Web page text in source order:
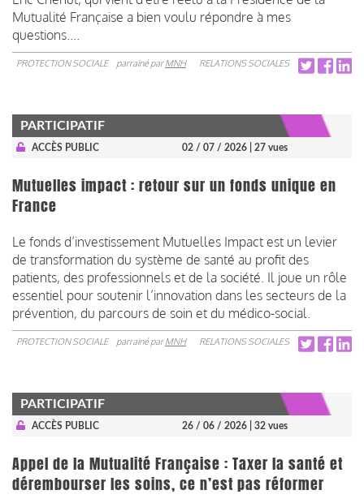
Mutualité Française a bien voulu répondre à mes
questions....
PROTECTION SOCIALE parrainé parMNH RELATIONS SOCIALES
PARTICIPATIF
ACCÈS PUBLIC 02 / 07 / 2026 | 27 vues
Mutuelles impact : retour sur un fonds unique en
France
Le fonds d’investissement Mutuelles Impact est un levier
de transformation du système de santé au profit des
patients, des professionnels et de la société. Il joue un rôle
essentiel pour soutenir l’innovation dans les secteurs de la
prévention, du parcours de soin et du médico-social.
PROTECTION SOCIALE parrainé parMNH RELATIONS SOCIALES
PARTICIPATIF
ACCÈS PUBLIC 26 / 06 / 2026 | 32 vues
Appel de la Mutualité Française : Taxer la santé et
dérembourser les soins, ce n’est pas réformer